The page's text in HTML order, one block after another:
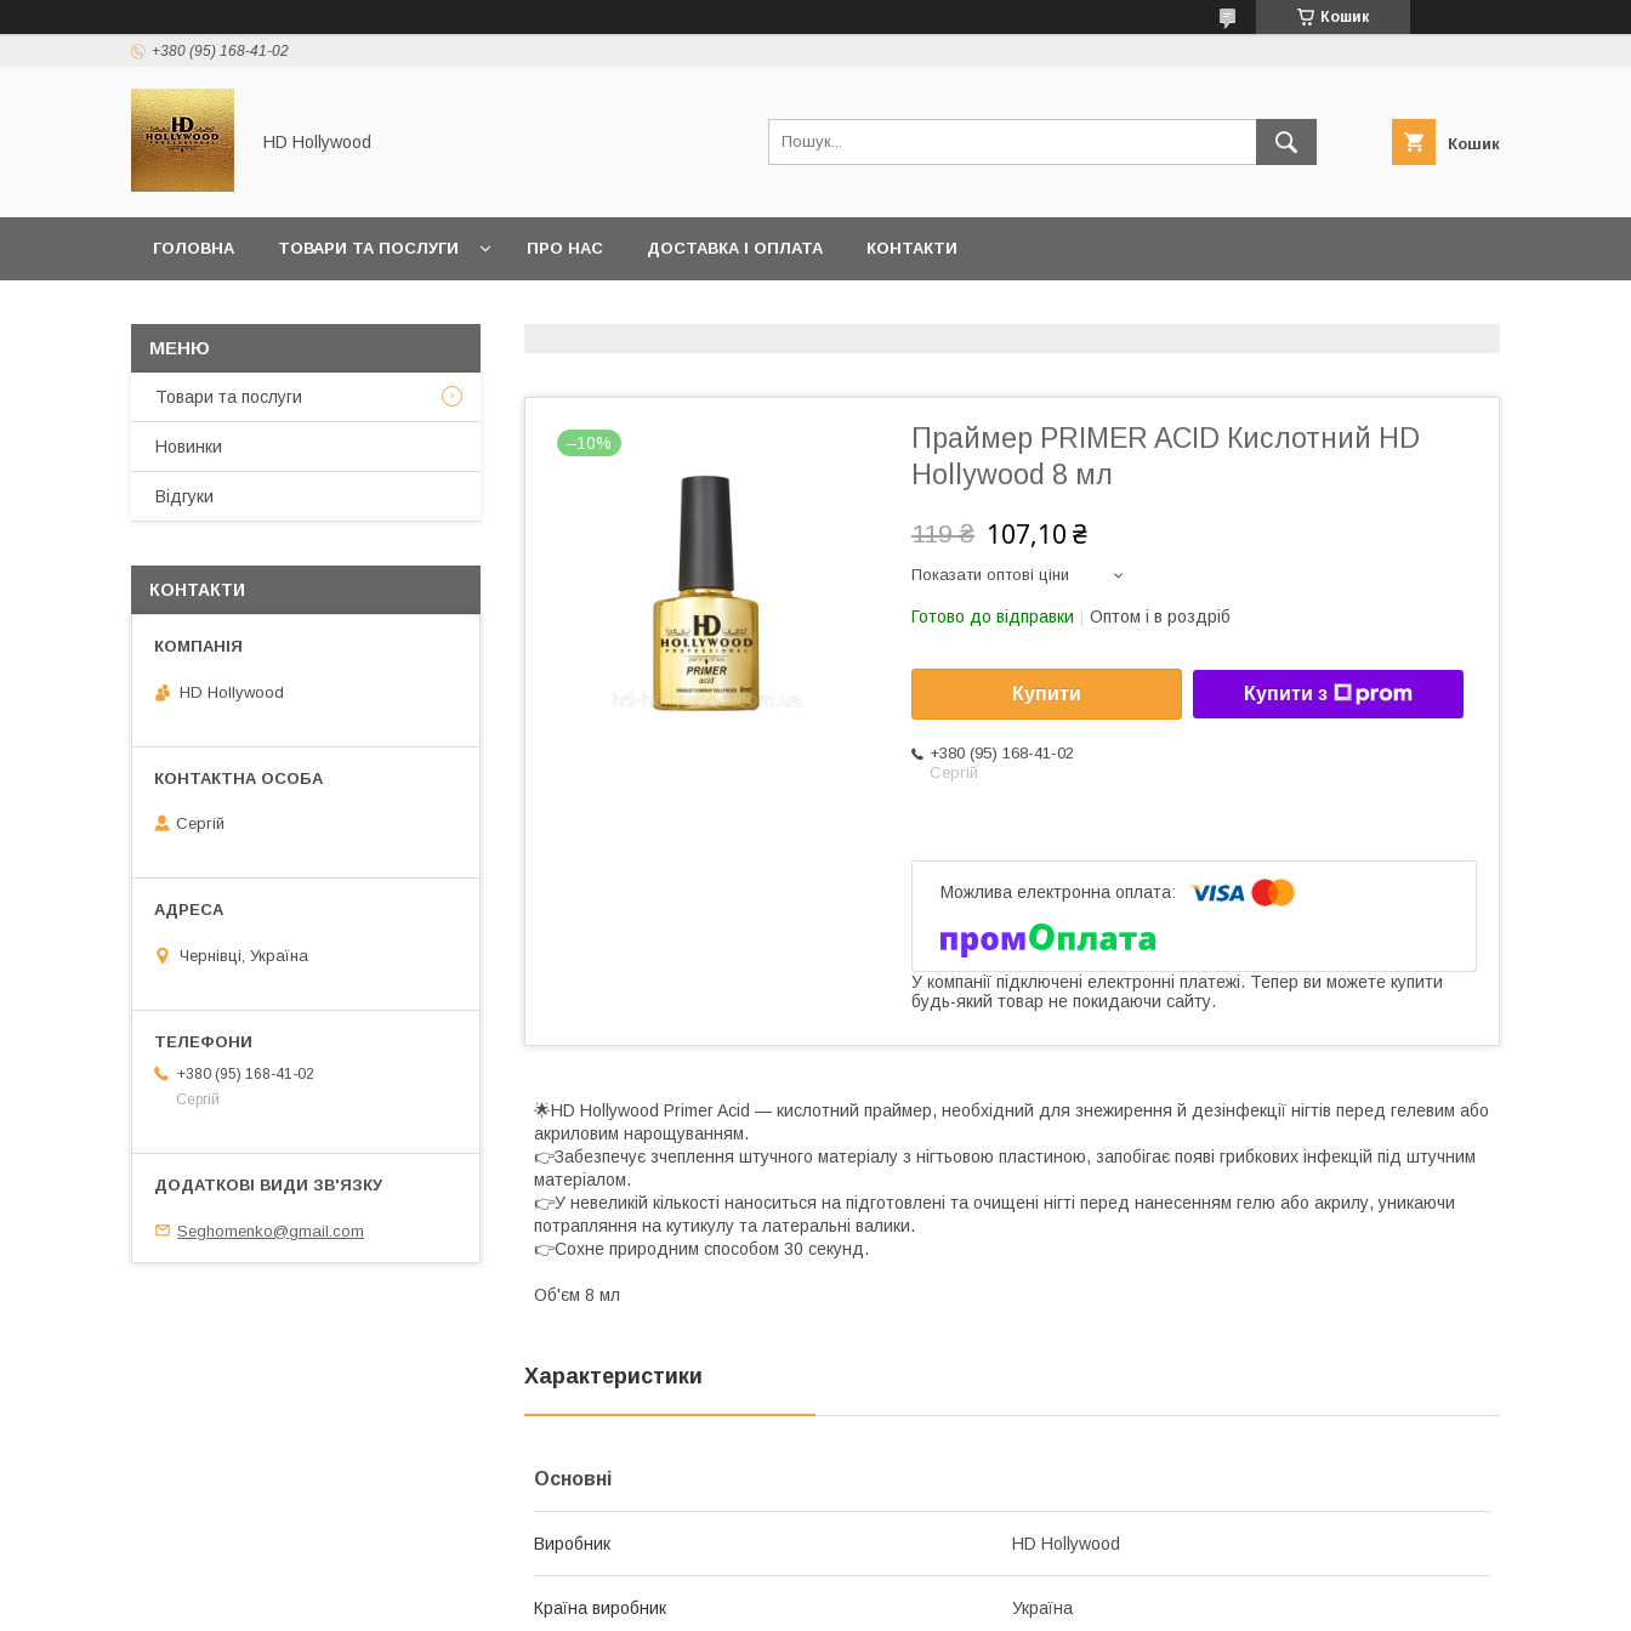
Кошик
+380 (95) 168-41-02
HD Hollywood Кошик
ГОЛОВНА ТОВАРИ ТА ПОСЛУГИ ПРО НАС ДОСТАВКА І ОПЛАТА КОНТАКТИ
–10%
Праймер PRIMER ACID Кислотний HD
Hollywood 8 мл
119 ₴ 107,10 ₴
Показати оптові ціни
Готово до відправки Оптом і в роздріб
Купити Купити з
+380 (95) 168-41-02
Сергій
У компанії підключені електронні платежі. Тепер ви можете купити
будь-який товар не покидаючи сайту.
🌟HD Hollywood Primer Acid — кислотний праймер, необхідний для знежирення й дезінфекції нігтів перед гелевим або
акриловим нарощуванням.
👉Забезпечує зчеплення штучного матеріалу з нігтьовою пластиною, запобігає появі грибкових інфекцій під штучним
матеріалом.
👉У невеликій кількості наноситься на підготовлені та очищені нігті перед нанесенням гелю або акрилу, уникаючи
потрапляння на кутикулу та латеральні валики.
👉Сохне природним способом 30 секунд.
Об'єм 8 мл
Характеристики
Основні
Виробник HD Hollywood
Країна виробник Україна
Товари та послуги
Новинки
Відгуки
КОНТАКТИ
HD Hollywood
Сергій
Чернівці, Україна
+380 (95) 168-41-02
Сергій
Seghomenko@gmail.com